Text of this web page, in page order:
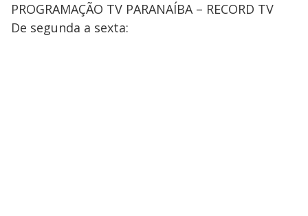
PROGRAMAÇÃO TV PARANAÍBA – RECORD TV
De segunda a sexta: